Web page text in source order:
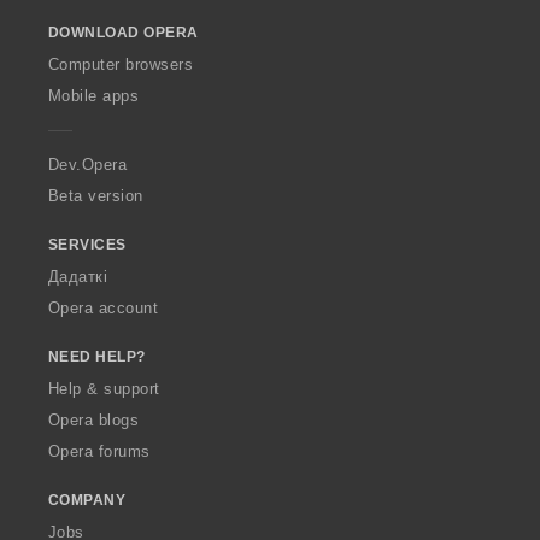
w
O
p
a
DOWNLOAD OPERA
Computer browsers
Mobile apps
Dev.Opera
Beta version
SERVICES
Дадаткі
Opera account
NEED HELP?
Help & support
Opera blogs
Opera forums
COMPANY
Jobs